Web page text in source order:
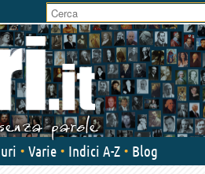
User
area
Varie Indici A-Z Blog